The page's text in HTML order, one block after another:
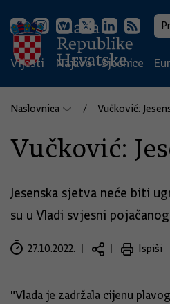
Vijesti Najave Sjednice
Naslovnica Vučković:
Vučković:
Jesenska sjetva neće biti
su u Vladi svjesni
27.10.2022. Ispiši
"Vlada je zadržala cijenu